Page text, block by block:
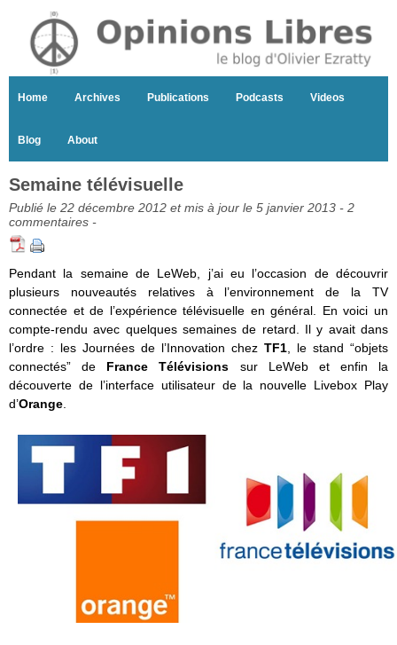
Home Archives Publications Podcasts Videos
Blog About
Semaine télévisuelle
Publié le 22 décembre 2012 et mis à jour le 5 janvier 2013 - 2
commentaires -
Pendant la semaine de LeWeb, j’ai eu l’occasion de découvrir
plusieurs nouveautés relatives à l’environnement de la TV
connectée et de l’expérience télévisuelle en général. En voici un
compte-rendu avec quelques semaines de retard. Il y avait dans
l’ordre : les Journées de l’Innovation chez TF1 , le stand “objets
connectés” de France Télévisions sur LeWeb et enfin la
découverte de l’interface utilisateur de la nouvelle Livebox Play
d’Orange